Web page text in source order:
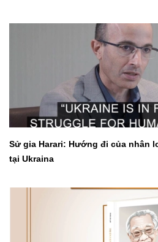
Sử gia Harari: Hướng đi của nhân
tại Ukraina